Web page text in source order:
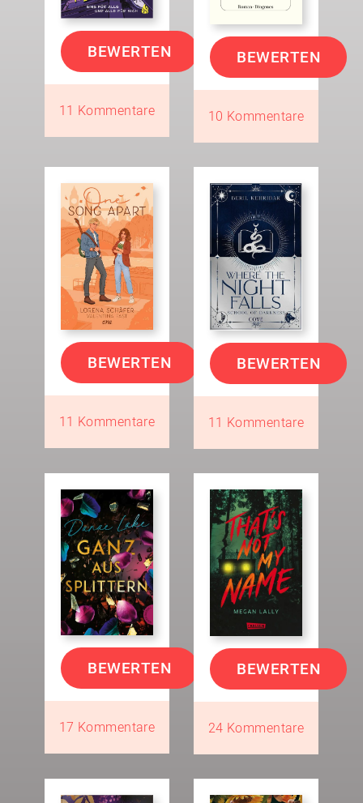
BEWERTEN
11 Kommentare
BEWERTEN
10 Kommentare
BEWERTEN
11 Kommentare
BEWERTEN
11 Kommentare
BEWERTEN
17 Kommentare
BEWERTEN
24 Kommentare